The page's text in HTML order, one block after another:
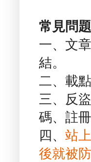
常見問題
一、文
結。
二、載
三、反
碼、註
四、 站
後就被